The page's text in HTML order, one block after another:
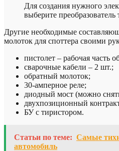
Для создания нужного
выберите
Другие необходимые
молоток для споттера своими
пистолет – рабочая часть
сварочные кабели – 2 шт.;
обратный молоток;
30-амперное реле;
диодный мост (можно
двухпозиционный
БУ с тиристором.
Статьи по теме: Самые
автомобиль